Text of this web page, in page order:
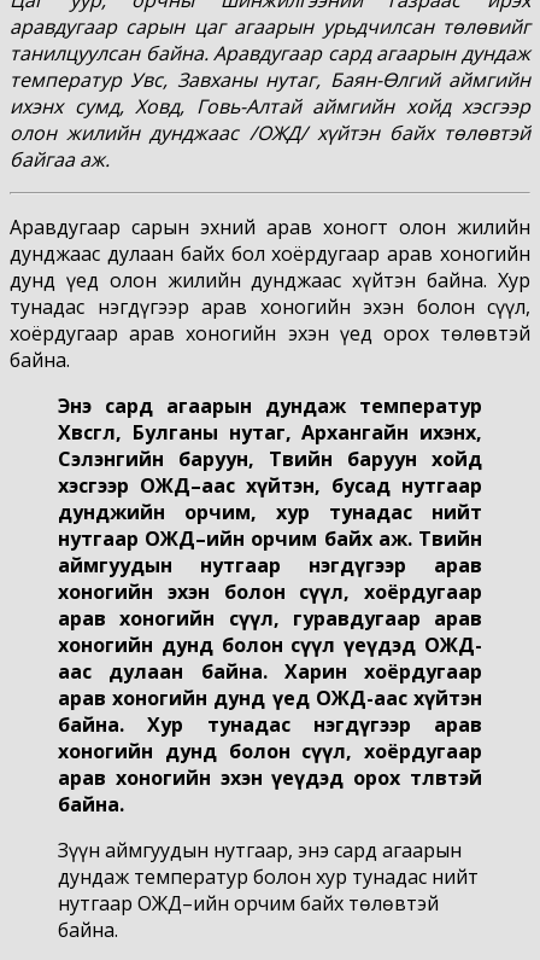
аравдугаар сарын цаг агаарын урьдчилсан төлөвийг
танилцуулсан байна. Аравдугаар сард агаарын дундаж
температур Увс, Завханы нутаг, Баян-Өлгий аймгийн
ихэнх сумд, Ховд, Говь-Алтай аймгийн хойд хэсгээр
олон жилийн дунджаас /ОЖД/ хүйтэн байх төлөвтэй
байгаа аж.
Аравдугаар сарын эхний арав хоногт олон жилийн
дунджаас дулаан байх бол хоёрдугаар арав хоногийн
дунд үед олон жилийн дунджаас хүйтэн байна. Хур
тунадас нэгдүгээр арав хоногийн эхэн болон сүүл,
хоёрдугаар арав хоногийн эхэн үед орох төлөвтэй
байна.
Энэ сард агаарын дундаж температур
Хөвсгөл, Булганы нутаг, Архангайн ихэнх,
Сэлэнгийн баруун, Төвийн баруун хойд
хэсгээр ОЖД–аас хүйтэн, бусад нутгаар
дунджийн орчим, хур тунадас нийт
нутгаар ОЖД–ийн орчим байх аж. Төвийн
аймгуудын нутгаар нэгдүгээр арав
хоногийн эхэн болон сүүл, хоёрдугаар
арав хоногийн сүүл, гуравдугаар арав
хоногийн дунд болон сүүл үеүдэд ОЖД-
аас дулаан байна. Харин хоёрдугаар
арав хоногийн дунд үед ОЖД-аас хүйтэн
байна. Хур тунадас нэгдүгээр арав
хоногийн дунд болон сүүл, хоёрдугаар
арав хоногийн эхэн үеүдэд орох төлөвтэй
байна.
Зүүн аймгуудын нутгаар, энэ сард агаарын
дундаж температур болон хур тунадас нийт
нутгаар ОЖД–ийн орчим байх төлөвтэй
байна.